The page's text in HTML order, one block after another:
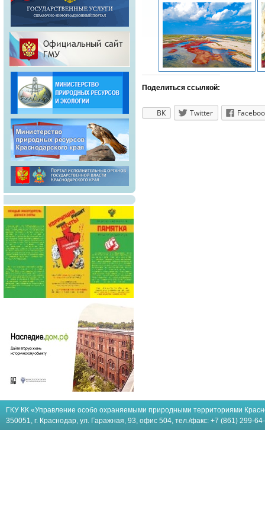
Поделиться ссылкой:
ВК Twitter
ГКУ КК «Управление особо охраняемыми природными территориями
350051, г. Краснодар, ул. Гаражная, 93, офис 504, тел./факс: +7 (861) 299-